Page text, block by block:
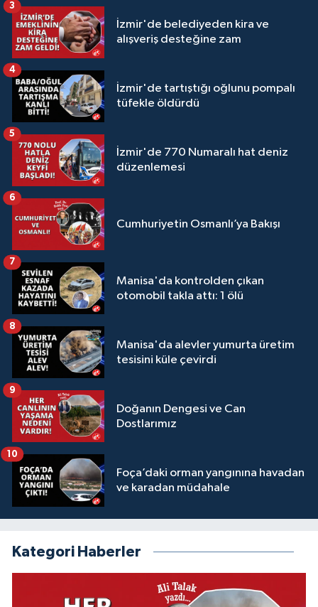
İzmir'de belediyeden kira ve
alışveriş desteğine zam
3
İzmir'de tartıştığı oğlunu pompalı
tüfekle öldürdü
4
İzmir'de 770 Numaralı hat deniz
düzenlemesi
5
Cumhuriyetin Osmanlı’ya Bakışı
6
Manisa'da kontrolden çıkan
otomobil takla attı: 1 ölü
7
Manisa'da alevler yumurta üretim
tesisini küle çevirdi
8
Doğanın Dengesi ve Can
Dostlarımız
9
Foça’daki orman yangınına havadan
ve karadan müdahale
10
Kategori Haberler